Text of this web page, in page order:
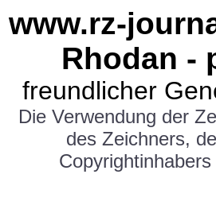
www.rz-
Rhodan -
freundlicher
Die Verwendung der
des Zeichners,